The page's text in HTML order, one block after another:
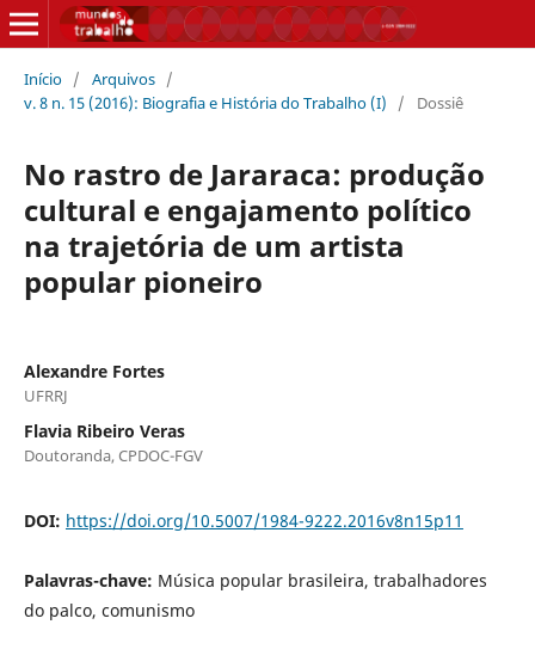
Início / Arquivos /
v. 8 n. 15 (2016): Biografia e História do Trabalho (I)
/ Dossiê
No rastro de Jararaca: produção
cultural e engajamento político
na trajetória de um artista
popular pioneiro
Alexandre Fortes
UFRRJ
Flavia Ribeiro Veras
Doutoranda, CPDOC-FGV
DOI: https://doi.org/10.5007/1984-9222.2016v8n15p11
Palavras-chave: Música popular brasileira, trabalhadores
do palco, comunismo